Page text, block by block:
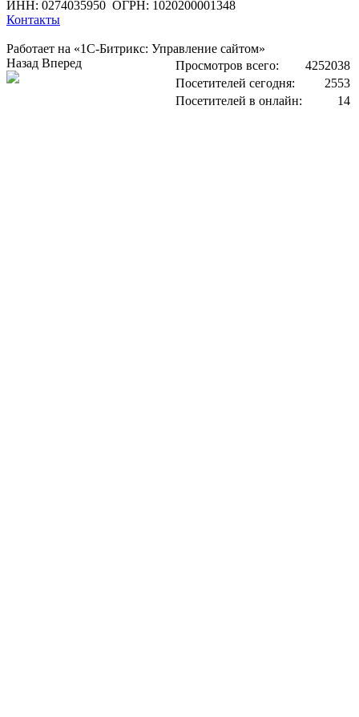
ИНН: 0274035950 ОГРН: 1020200001348
Контакты
Работает на «1С-Битрикс: Управление сайтом»
Просмотров всего:
4252038
Посетителей сегодня:
2553
Посетителей в онлайн:
14
Назад Вперед